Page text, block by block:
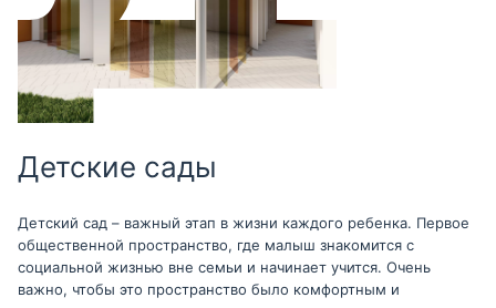
Детские сады
Детский сад – важный этап в жизни каждого ребенка. Первое
общественной пространство, где малыш знакомится с
социальной жизнью вне семьи и начинает учится. Очень
важно, чтобы это пространство было комфортным и